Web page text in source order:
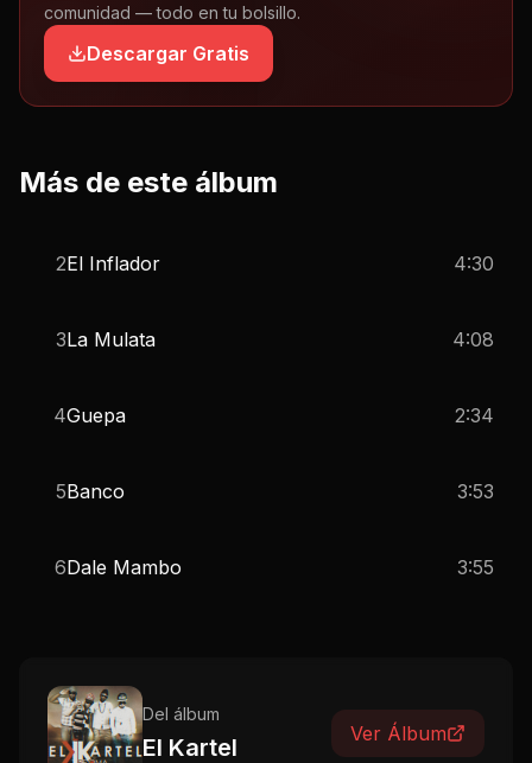
comunidad — todo en tu bolsillo.
Descargar Gratis
Más de este álbum
2El Inflador 4:30
3La Mulata 4:08
4Guepa 2:34
5Banco 3:53
6Dale Mambo 3:55
Del álbum
El Kartel Ver Álbum